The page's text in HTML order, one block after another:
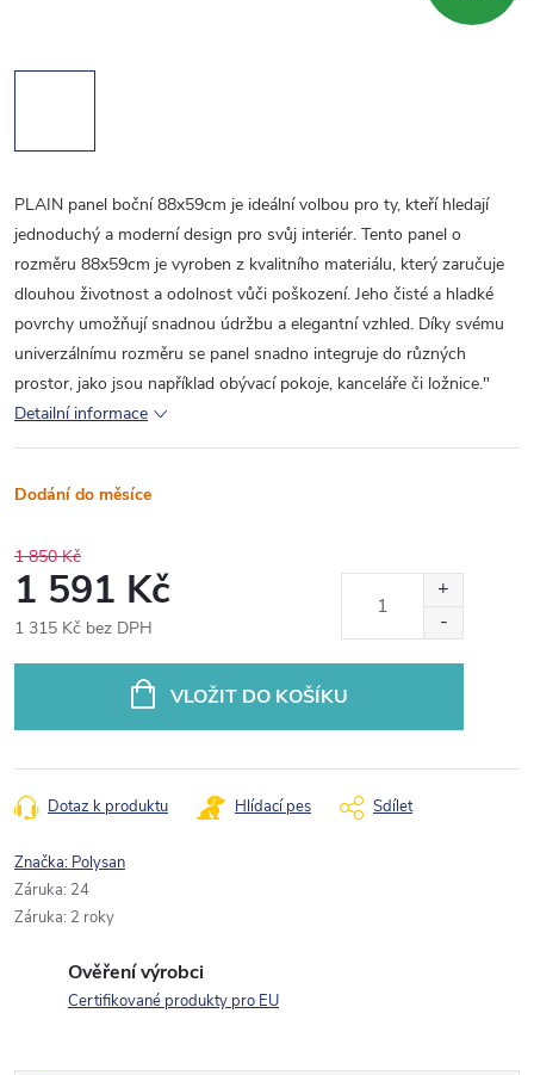
PLAIN panel boční 88x59cm je ideální volbou pro ty, kteří hledají
jednoduchý a moderní design pro svůj interiér. Tento panel o
rozměru 88x59cm je vyroben z kvalitního materiálu, který zaručuje
dlouhou životnost a odolnost vůči poškození. Jeho čisté a hladké
povrchy umožňují snadnou údržbu a elegantní vzhled. Díky svému
univerzálnímu rozměru se panel snadno integruje do různých
prostor, jako jsou například obývací pokoje, kanceláře či ložnice."
Detailní informace
Dodání do měsíce
1 850 Kč
1 591 Kč
1 315 Kč bez DPH
VLOŽIT DO KOŠÍKU
Dotaz k produktu Hlídací pes Sdílet
Značka: Polysan
Záruka: 24
Záruka: 2 roky
Ověření výrobci
Certifikované produkty pro EU